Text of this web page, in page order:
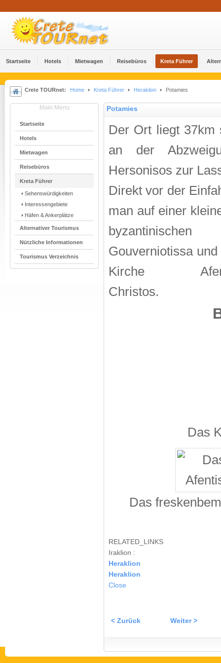
Startseite Hotels Mietwagen Reisebüros Kreta Führer
Crete TOURnet: Home Kreta Führer Heraklion Potamies
Main Menu
Startseite
Hotels
Mietwagen
Reisebüros
Kreta Führer
Sehenswürdigkeiten
Interessengebiete
Häfen & Ankerplätze
Alternativer Tourismus
Nützliche Informationen
Tourismus Verzeichnis
Potamies
Der Ort liegt
an der
Hersonisos zur
Direkt vor der
man auf einer
Gouverniotissa und
Kirche
Christos.
Das
Das
RELATED_LINKS
Iraklion :
Heraklion
Heraklion
Close
< Zurück Weiter >